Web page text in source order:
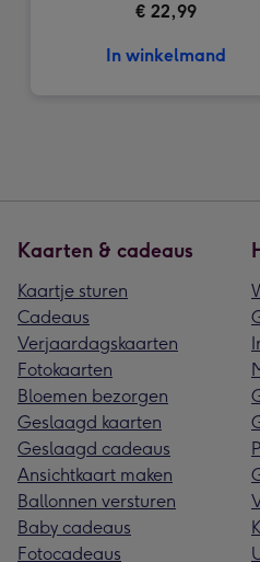
€ 22,99
In winkelmand
Kaarten & cadeaus
Kaartje sturen
Cadeaus
Verjaardagskaarten
Fotokaarten
Bloemen bezorgen
Geslaagd kaarten
Geslaagd cadeaus
Ansichtkaart maken
Ballonnen versturen
Baby cadeaus
Fotocadeaus